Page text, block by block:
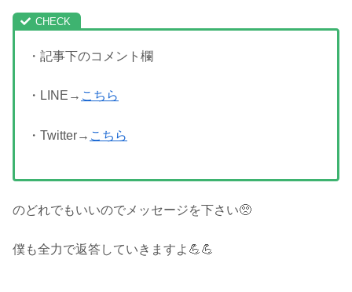
・記事下のコメント欄
・LINE→ こちら
・Twitter→ こちら
のどれでもいいのでメッセージを下さい🥺
僕も全力で返答していきますよ💪💪